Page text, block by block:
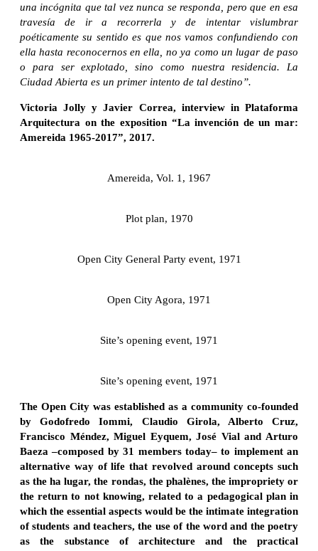
una incógnita que tal vez nunca se responda, pero que en esa
travesía de ir a recorrerla y de intentar vislumbrar
poéticamente su sentido es que nos vamos confundiendo con
ella hasta reconocernos en ella, no ya como un lugar de paso
o para ser explotado, sino como nuestra residencia. La
Ciudad Abierta es un primer intento de tal destino”.
Victoria Jolly y Javier Correa, interview in Plataforma
Arquitectura on the exposition “La invención de un mar:
Amereida 1965-2017”, 2017.
Amereida, Vol. 1, 1967
Plot plan, 1970
Open City General Party event, 1971
Open City Agora, 1971
Site’s opening event, 1971
Site’s opening event, 1971
The Open City was established as a community co-founded
by Godofredo Iommi, Claudio Girola, Alberto Cruz,
Francisco Méndez, Miguel Eyquem, José Vial and Arturo
Baeza –composed by 31 members today– to implement an
alternative way of life that revolved around concepts such
as the ha lugar, the rondas, the phalènes, the impropriety or
the return to not knowing, related to a pedagogical plan in
which the essential aspects would be the intimate integration
of students and teachers, the use of the word and the poetry
as the substance of architecture and the practical